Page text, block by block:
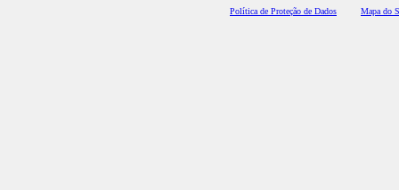
Política de Proteção de Dados Mapa do